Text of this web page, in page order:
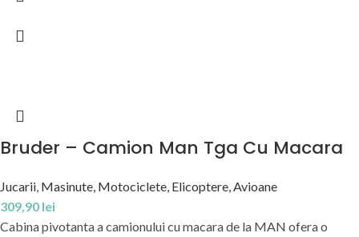
Bruder – Camion Man Tga Cu Macara
Jucarii Masinute, Motociclete, Elicoptere, Avioane
309,90 lei
Cabina pivotanta a camionului cu macara de la MAN ofera o